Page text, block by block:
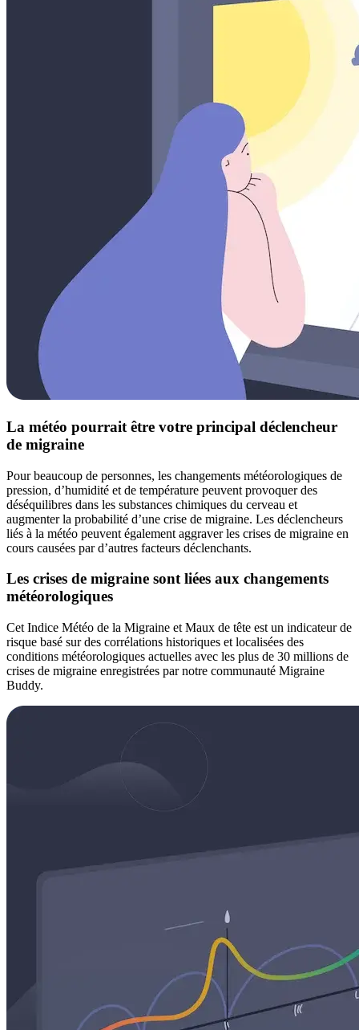
La météo pourrait être votre principal déclencheur
de migraine
Pour beaucoup de personnes, les changements météorologiques de
pression, d’humidité et de température peuvent provoquer des
déséquilibres dans les substances chimiques du cerveau et
augmenter la probabilité d’une crise de migraine. Les déclencheurs
liés à la météo peuvent également aggraver les crises de migraine en
cours causées par d’autres facteurs déclenchants.
Les crises de migraine sont liées aux changements
météorologiques
Cet Indice Météo de la Migraine et Maux de tête est un indicateur de
risque basé sur des corrélations historiques et localisées des
conditions météorologiques actuelles avec les plus de 30 millions de
crises de migraine enregistrées par notre communauté Migraine
Buddy.